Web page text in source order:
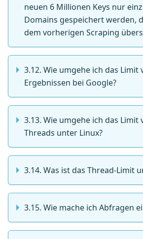
neuen 6 Millionen Keys nur
Domains gespeichert werden,
dem vorherigen Scraping
3.12. Wie umgehe ich das Limit
Ergebnissen bei Google?
3.13. Wie umgehe ich das Limit
Threads unter Linux?
3.14. Was ist das Thread-Limit
3.15. Wie mache ich Abfragen